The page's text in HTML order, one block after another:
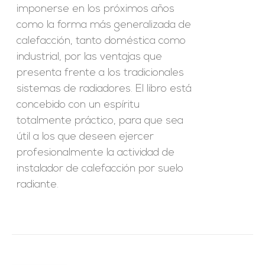
imponerse en los próximos años
como la forma más generalizada de
calefacción, tanto doméstica como
industrial, por las ventajas que
presenta frente a los tradicionales
sistemas de radiadores. El libro está
concebido con un espíritu
totalmente práctico, para que sea
útil a los que deseen ejercer
profesionalmente la actividad de
instalador de calefacción por suelo
radiante.